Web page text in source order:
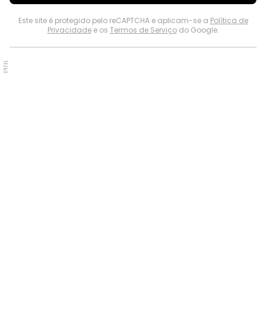
Este site é protegido pelo reCAPTCHA e aplicam-se a Política de
Privacidadee os Termos de Serviçodo Google.
PUB.